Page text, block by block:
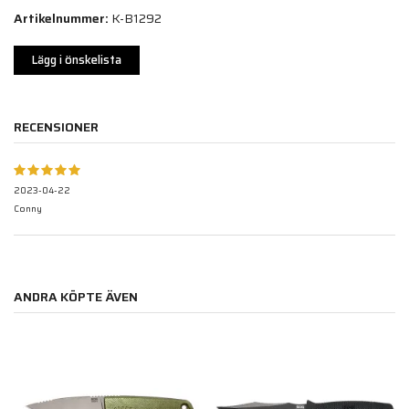
Artikelnummer: K-B1292
Lägg i önskelista
RECENSIONER
2023-04-22
Conny
ANDRA KÖPTE ÄVEN